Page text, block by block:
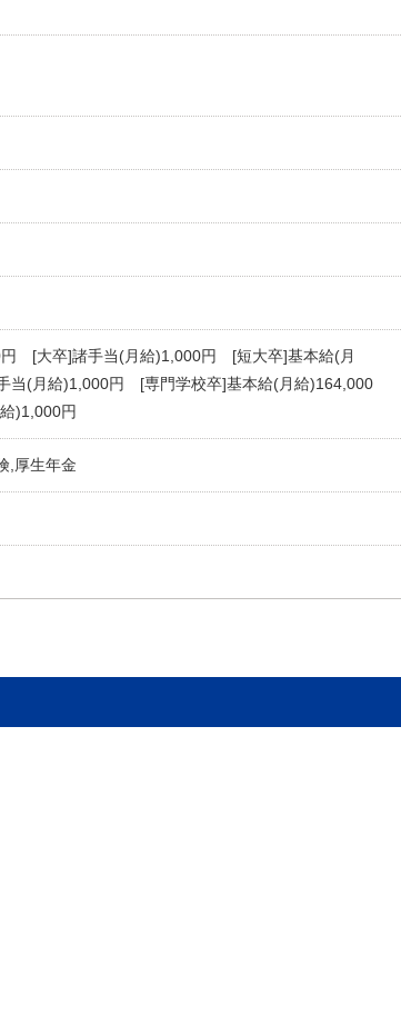
円 [大卒]諸手当(月給)1,000円 [短大卒]基本給(月
当(月給)1,000円 [専門学校卒]基本給(月給)164,000
)1,000円
,厚生年金